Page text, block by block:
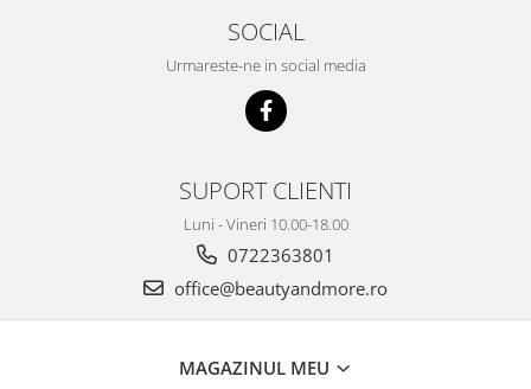
SOCIAL
Urmareste-ne in social media
SUPORT CLIENTI
Luni - Vineri 10.00-18.00
0722363801
office@beautyandmore.ro
MAGAZINUL MEU